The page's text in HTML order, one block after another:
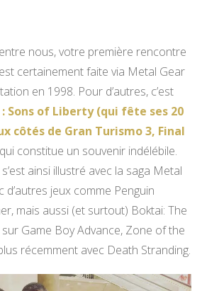
nous, votre première rencontre
certainement faite via Metal Gear
en 1998. Pour d’autres, c’est
Sons of Liberty (qui fête ses 20
côtés de Gran Turismo 3, Final
qui constitue un souvenir indélébile.
ainsi illustré avec la saga Metal
d’autres jeux comme Penguin
mais aussi (et surtout) Boktai: The
Game Boy Advance, Zone of the
récemment avec Death Stranding.